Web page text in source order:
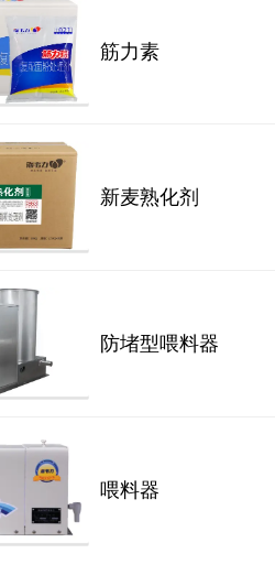
筋力素
新麦熟化剂
防堵型喂料器
喂料器